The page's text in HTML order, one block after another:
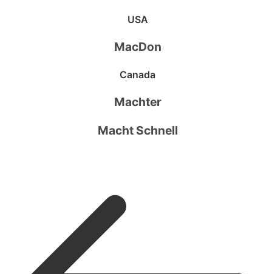
USA
MacDon
Canada
Machter
Macht Schnell